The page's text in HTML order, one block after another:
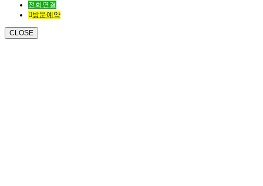
전화연결
방문예약
CLOSE